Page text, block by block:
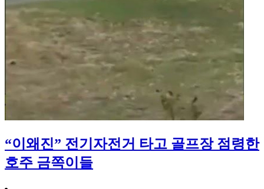
“이왜진” 전기자전거 타고 골프장 점령한
호주 금쪽이들